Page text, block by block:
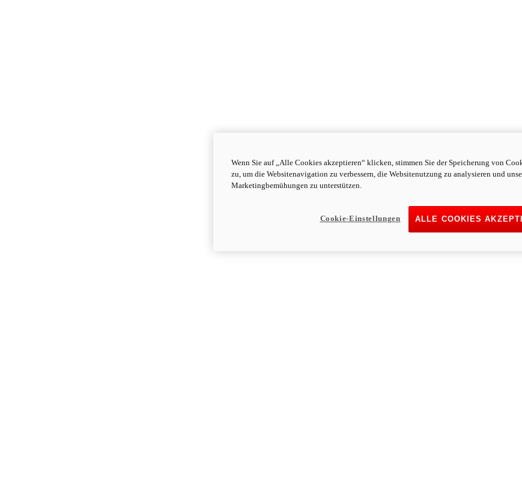
Wenn Sie auf „Alle Cookies akzeptieren“ klicken, stimmen Sie der Speicherung von
zu, um die Websitenavigation zu verbessern, die Websitenutzung zu analysieren und
Marketingbemühungen zu unterstützen.
ALLE COOKIES
Cookie-Einstellungen